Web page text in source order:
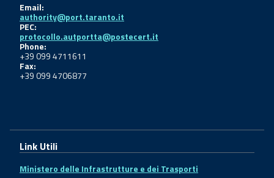
Email:
authority@port.taranto.it
PEC:
protocollo.autportta@postecert.it
Phone:
+39 099 4711611
Fax:
+39 099 4706877
Link Utili
Ministero delle Infrastrutture e dei Trasporti